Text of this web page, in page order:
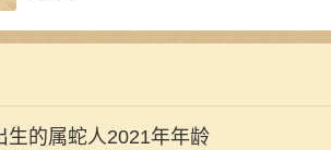
生的属蛇人2021年年龄